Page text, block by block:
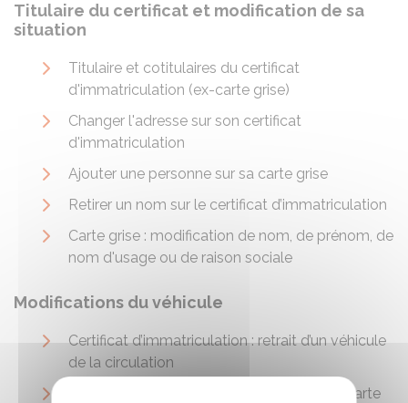
Titulaire du certificat et modification de sa
situation
Titulaire et cotitulaires du certificat
d'immatriculation (ex-carte grise)
Changer l'adresse sur son certificat
d'immatriculation
Ajouter une personne sur sa carte grise
Retirer un nom sur le certificat d’immatriculation
Carte grise : modification de nom, de prénom, de
nom d'usage ou de raison sociale
Modifications du véhicule
Certificat d’immatriculation : retrait d’un véhicule
de la circulation
Véhicule accidenté : conséquences sur la carte